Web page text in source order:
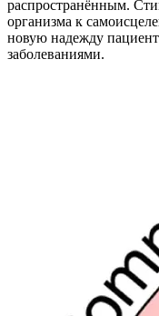
распространённым.
организма к
новую надежду
заболеваниями.